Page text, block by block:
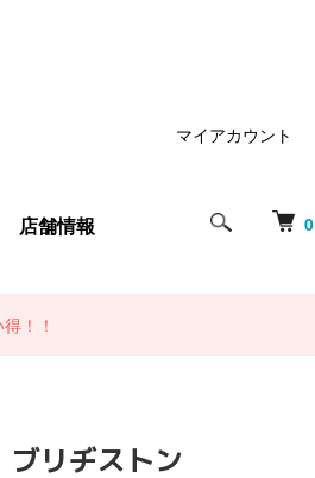
0
店舗情報
マイアカウント
！！
リヂストン